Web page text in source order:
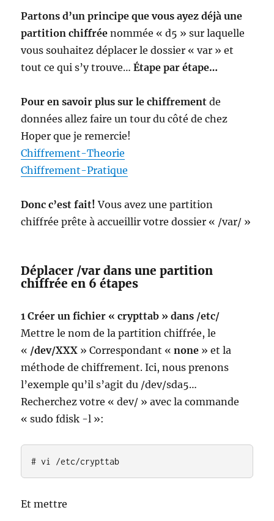
Partons d’un principe que vous ayez déjà une
partition chiffrée nommée « d5 » sur laquelle
vous souhaitez déplacer le dossier « var » et
tout ce qui s’y trouve…Étape par étape…
Pour en savoir plus sur le chiffrement de
données allez faire un tour du côté de chez
Hoper que je remercie!
Chiffrement-Theorie
Chiffrement-Pratique
Donc c’est fait! Vous avez une partition
chiffrée prête à accueillir votre dossier « /var/ »
Déplacer /var dans une partition
chiffrée en 6 étapes
1 Créer un fichier « crypttab » dans /etc/
Mettre le nom de la partition chiffrée, le
« /dev/XXX » Correspondant «none » et la
méthode de chiffrement. Ici, nous prenons
l’exemple qu’il s’agit du /dev/sda5…
Recherchez votre « dev/ » avec la commande
« sudo fdisk -l »:
# vi /etc/crypttab
Et mettre